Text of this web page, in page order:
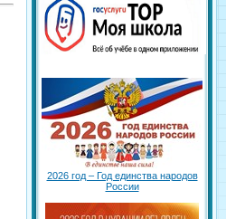
2026 год – Год единства народов
России